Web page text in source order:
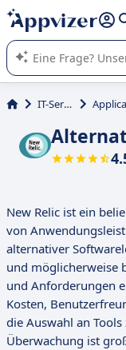
beantworten
Die KI von Appvizer
von SaaS-Software
IT-Service
New Relic ist ein
von
alternativer
und möglicherweise
und Anforderungen
Kosten,
die Auswahl an
Überwachung ist